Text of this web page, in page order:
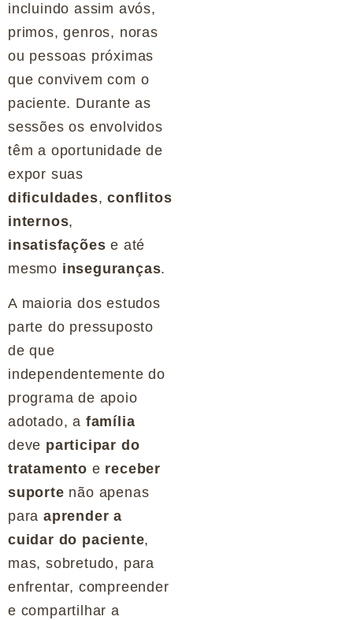
incluindo assim avós,
primos, genros, noras
ou pessoas próximas
que convivem com o
paciente. Durante as
sessões os envolvidos
têm a oportunidade de
expor suas
dificuldades,conflitos
internos,
insatisfações e até
mesmo inseguranças.
A maioria dos estudos
parte do pressuposto
de que
independentemente do
programa de apoio
adotado, a família
deve participar do
tratamento e receber
suporte não apenas
para aprender a
cuidar do paciente,
mas, sobretudo, para
enfrentar, compreender
e compartilhar a